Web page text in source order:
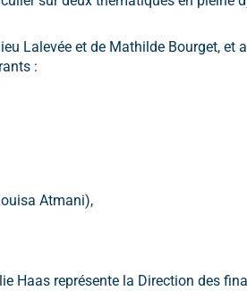
Lalevée et de Mathilde Bourget, et
:
Atmani),
Haas représente la Direction des